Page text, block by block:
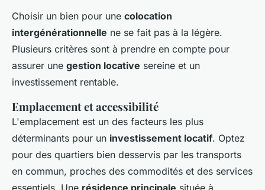
Choisir un bien pour une colocation
intergénérationnelle ne se fait pas à la légère.
Plusieurs critères sont à prendre en compte pour
assurer une gestion locative sereine et un
investissement rentable.
Emplacement et accessibilité
L'emplacement est un des facteurs les plus
déterminants pour un investissement locatif. Optez
pour des quartiers bien desservis par les transports
en commun, proches des commodités et des services